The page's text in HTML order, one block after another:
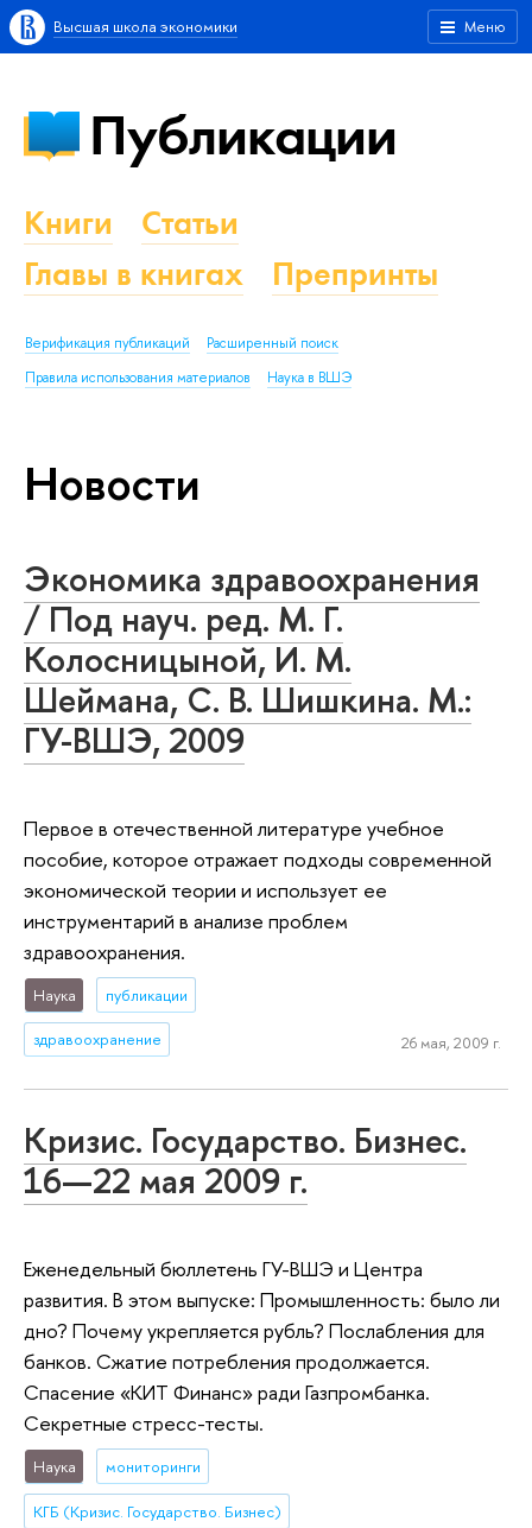
Меню
Высшая школа экономики
Публикации
Книги
Статьи
Главы в книгах
Препринты
Верификация публикаций
Расширенный поиск
Правила использования материалов
Наука в ВШЭ
Новости
Экономика здравоохранения
/ Под науч. ред. М. Г.
Колосницыной, И. М.
Шеймана, С. В. Шишкина. М.:
ГУ-ВШЭ, 2009
Первое в отечественной литературе учебное
пособие, которое отражает подходы современной
экономической теории и использует ее
инструментарий в анализе проблем
здравоохранения.
Наука публикации
здравоохранение 26 мая, 2009 г.
Кризис. Государство. Бизнес.
16—22 мая 2009 г.
Еженедельный бюллетень ГУ-ВШЭ и Центра
развития. В этом выпуске: Промышленность: было ли
дно? Почему укрепляется рубль? Послабления для
банков. Сжатие потребления продолжается.
Спасение «КИТ Финанс» ради Газпромбанка.
Секретные стресс-тесты.
Наука мониторинги
КГБ (Кризис. Государство. Бизнес)